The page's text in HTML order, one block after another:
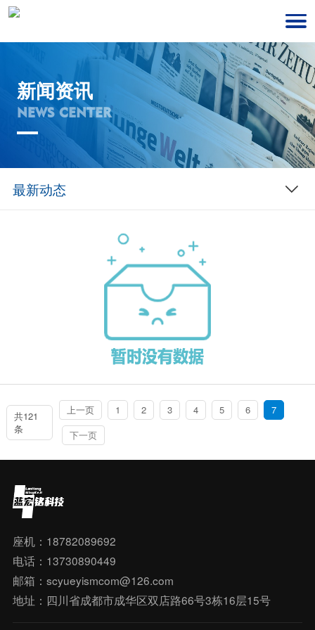
新闻资讯
NEWS CENTER
最新动态
共121
条
上一页 1 2 3 4 5 6
7
下一页
座机：18782089692
电话：13730890449
邮箱：scyueyismcom@126.com
地址：四川省成都市成华区双店路66号3栋16层15号